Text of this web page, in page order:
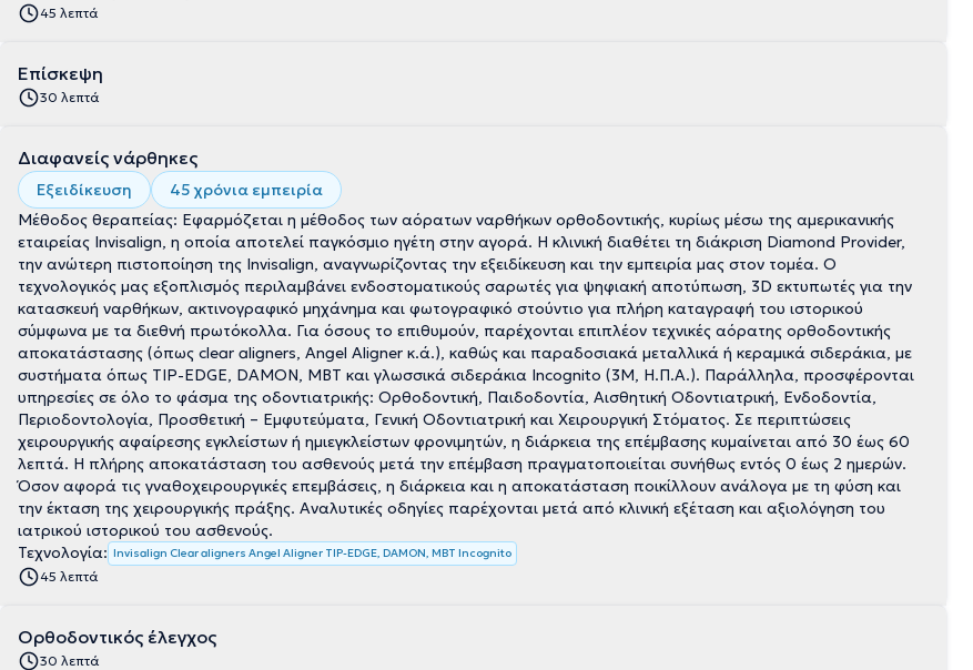
45 λεπτά
Επίσκεψη
30 λεπτά
Διαφανείς νάρθηκες
Εξειδίκευση
45 χρόνια εμπειρία
Μέθοδος θεραπείας: Εφαρμόζεται η μέθοδος των αόρατων ναρθήκων ορθοδοντικής, κυρίως μέσω της αμερικανικής
εταιρείας Invisalign, η οποία αποτελεί παγκόσμιο ηγέτη στην αγορά. Η κλινική διαθέτει τη διάκριση Diamond Provider,
την ανώτερη πιστοποίηση της Invisalign, αναγνωρίζοντας την εξειδίκευση και την εμπειρία μας στον τομέα. Ο
τεχνολογικός μας εξοπλισμός περιλαμβάνει ενδοστοματικούς σαρωτές για ψηφιακή αποτύπωση, 3D εκτυπωτές για την
κατασκευή ναρθήκων, ακτινογραφικό μηχάνημα και φωτογραφικό στούντιο για πλήρη καταγραφή του ιστορικού
σύμφωνα με τα διεθνή πρωτόκολλα. Για όσους το επιθυμούν, παρέχονται επιπλέον τεχνικές αόρατης ορθοδοντικής
αποκατάστασης (όπως clear aligners, Angel Aligner κ.ά.), καθώς και παραδοσιακά μεταλλικά ή κεραμικά σιδεράκια, με
συστήματα όπως TIP-EDGE, DAMON, MBT και γλωσσικά σιδεράκια Incognito (3M, Η.Π.Α.). Παράλληλα, προσφέρονται
υπηρεσίες σε όλο το φάσμα της οδοντιατρικής: Ορθοδοντική, Παιδοδοντία, Αισθητική Οδοντιατρική, Ενδοδοντία,
Περιοδοντολογία, Προσθετική – Εμφυτεύματα, Γενική Οδοντιατρική και Χειρουργική Στόματος. Σε περιπτώσεις
χειρουργικής αφαίρεσης εγκλείστων ή ημιεγκλείστων φρονιμητών, η διάρκεια της επέμβασης κυμαίνεται από 30 έως 60
λεπτά. Η πλήρης αποκατάσταση του ασθενούς μετά την επέμβαση πραγματοποιείται συνήθως εντός 0 έως 2 ημερών.
Όσον αφορά τις γναθοχειρουργικές επεμβάσεις, η διάρκεια και η αποκατάσταση ποικίλλουν ανάλογα με τη φύση και
την έκταση της χειρουργικής πράξης. Αναλυτικές οδηγίες παρέχονται μετά από κλινική εξέταση και αξιολόγηση του
ιατρικού ιστορικού του ασθενούς.
Τεχνολογία: Invisalign Clear aligners Angel Aligner TIP-EDGE, DAMON, MBT Incognito
45 λεπτά
Ορθοδοντικός έλεγχος
30 λεπτά